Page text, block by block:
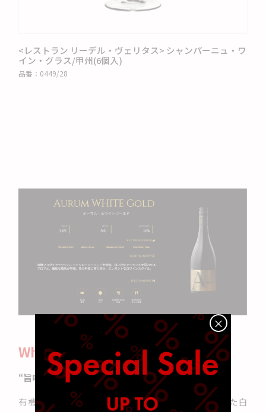
<レストラン リーデル・ヴェリタス> シャンパーニュ・ワ
イン・グラス/甲州(6個入)
品番： 0449/28
White Gold
“旨味と香りをつなぐ白系ミード”
有機マカダミアハニーとクローバーハニーを使用した白
×